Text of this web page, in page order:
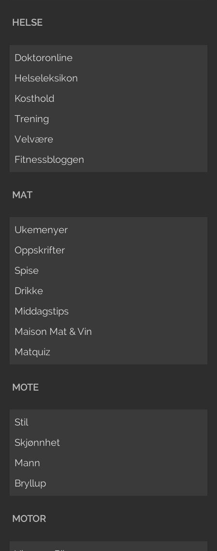
HELSE
Doktoronline
Helseleksikon
Kosthold
Trening
Velvære
Fitnessbloggen
MAT
Ukemenyer
Oppskrifter
Spise
Drikke
Middagstips
Maison Mat & Vin
Matquiz
MOTE
Stil
Skjønnhet
Mann
Bryllup
MOTOR